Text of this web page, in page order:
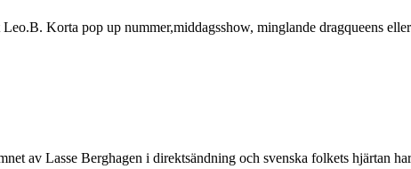
Korta pop up nummer,middagsshow, minglande dragqueens
av Lasse Berghagen i direktsändning och svenska folkets hjärtan